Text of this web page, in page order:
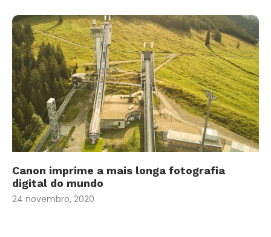
Canon imprime a mais longa fotografia
digital do mundo
24 novembro, 2020